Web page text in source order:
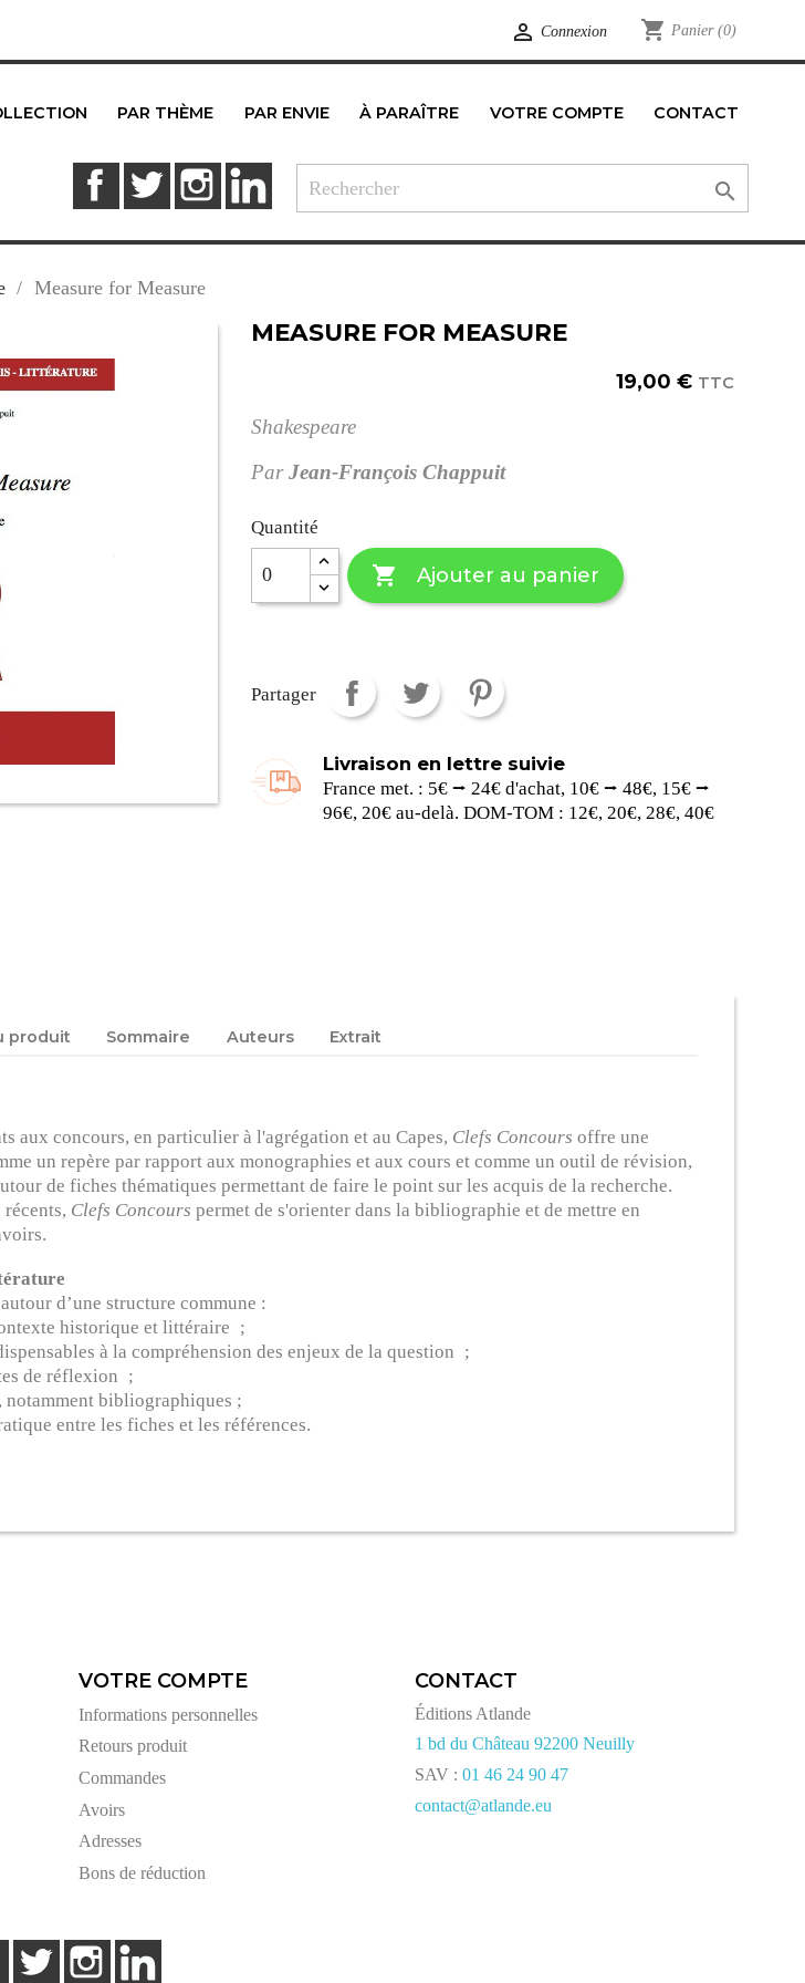
 Connexion shopping_cart Panier (0)
PAR THÈME PAR ENVIE À PARAÎTRE VOTRE COMPTE CONTACT
FacebookTwitter Instagram

Measure for Measure
MEASURE FOR MEASURE
19,00 € TTC
Shakespeare
ParJean-François Chappuit
Quantité
 Ajouter au panier
Partager
Livraison en lettre suivie
France met. : 5€ ⭢ 24€ d'achat, 10€ ⭢ 48€, 15€ ⭢
96€, 20€ au-delà. DOM-TOM : 12€, 20€, 28€, 40€
produit Sommaire Auteurs Extrait
aux concours, en particulier à l'agrégation et au Capes, Clefs Concoursoffre une
un repère par rapport aux monographies et aux cours et comme un outil de révision,
de fiches thématiques permettant de faire le point sur les acquis de la recherche.
Clefs Concours permet de s'orienter dans la bibliographie et de mettre en
d’une structure commune :
historique et littéraire ;
à la compréhension des enjeux de la question ;
de réflexion ;
bibliographiques ;
entre les fiches et les références.
VOTRE COMPTE
Informations personnelles
Retours produit
Commandes
Avoirs
Adresses
Bons de réduction
CONTACT
Éditions Atlande
1 bd du Château 92200 Neuilly
SAV :01 46 24 90 47
contact@atlande.eu
FacebookTwitter Instagram